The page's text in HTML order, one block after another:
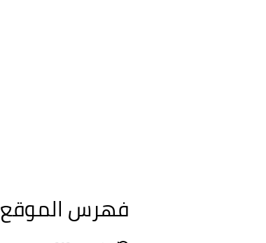
فهرس الموقع